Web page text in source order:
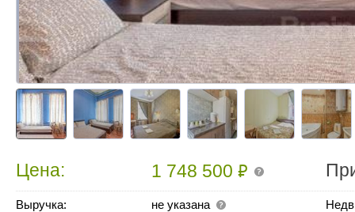
Цена: 1 748 500₽
Выручка:
не указана